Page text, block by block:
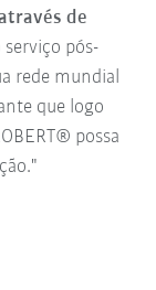
de
serviço pós-
rede mundial
que logo
possa